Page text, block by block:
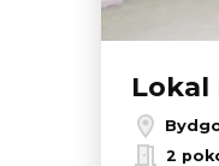
Lokal
2